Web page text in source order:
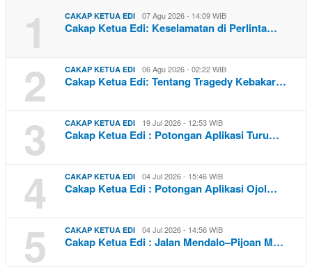
1 CAKAP KETUA EDI 07 Agu 2026 - 14:09 WIB
Cakap Ketua Edi: Keselamatan di Perlinta…
2 CAKAP KETUA EDI 06 Agu 2026 - 02:22 WIB
Cakap Ketua Edi: Tentang Tragedy Kebakar…
3 CAKAP KETUA EDI 19 Jul 2026 - 12:53 WIB
Cakap Ketua Edi : Potongan Aplikasi Turu…
4 CAKAP KETUA EDI 04 Jul 2026 - 15:46 WIB
Cakap Ketua Edi : Potongan Aplikasi Ojol…
5 CAKAP KETUA EDI 04 Jul 2026 - 14:56 WIB
Cakap Ketua Edi : Jalan Mendalo–Pijoan M…